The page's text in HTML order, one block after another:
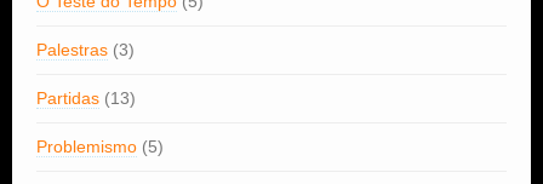
Palestras (3)
Partidas (13)
Problemismo (5)